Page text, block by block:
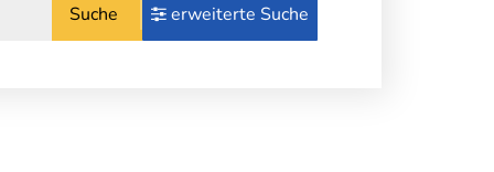
Suche erweiterte Suche